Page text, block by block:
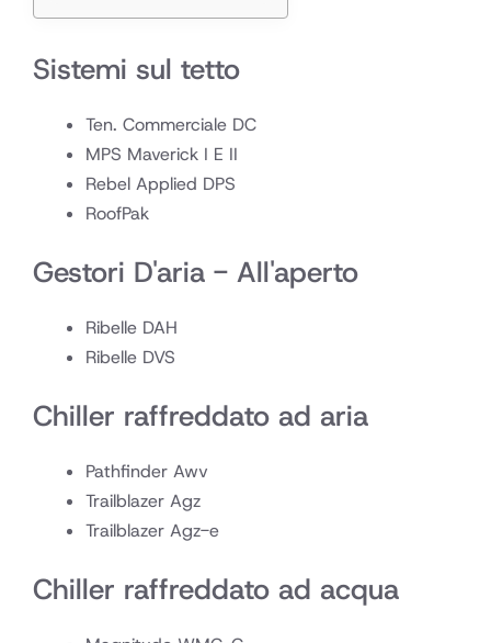
Sistemi sul tetto
Ten. Commerciale DC
MPS Maverick I E II
Rebel Applied DPS
RoofPak
Gestori D'aria - All'aperto
Ribelle DAH
Ribelle DVS
Chiller raffreddato ad aria
Pathfinder Awv
Trailblazer Agz
Trailblazer Agz-e
Chiller raffreddato ad acqua